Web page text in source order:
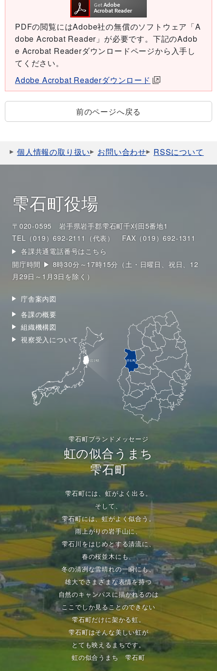
PDFの閲覧にはAdobe社の無償のソフトウェア「A
dobe Acrobat Reader」が必要です。下記のAdob
e Acrobat Readerダウンロードページから入手し
てください。
Adobe Acrobat Readerダウンロード
前のページへ戻る
個人情報の取り扱い お問い合わせ RSSについて
雫石町役場
〒020-0595 岩手県岩手郡雫石町千刈田5番地1
TEL（019）692-2111（代表）
FAX（019）692-1311
各課共通電話番号はこちら
開庁時間 ▶ 8時30分～17時15分（土・日曜日、祝日、12
月29日～1月3日を除く）
庁舎案内図
各課の概要
組織機構図
視察受入について
雫石町ブランドメッセージ
虹の似合うまち
雫石町
雫石町には、虹がよく出る。
そして、
雫石町には、虹がよく似合う。
雨上がりの岩手山に、
雫石川をはじめとする清流に、
春の桜並木にも、
冬の清冽な雪晴れの一瞬にも、
雄大でさまざまな表情を持つ
自然のキャンパスに描かれるのは
ここでしか見ることのできない
雫石町だけに架かる虹。
雫石町はそんな美しい虹が
とても映えるまちです。
虹の似合うまち 雫石町